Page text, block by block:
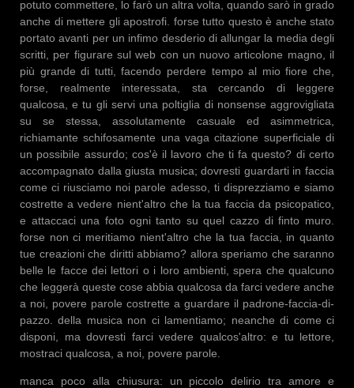
potuto commettere, lo farò un altra volta, quando sarò in grado
anche di mettere gli apostrofi. forse tutto questo è anche stato
portato avanti per un infimo desderio di allungar la media degli
scritti, per figurare sul web con un nuovo articolone magno, il
più grande di tutti, facendo perdere tempo al mio fiore che,
forse, realmente interessata, sta cercando di leggere
qualcosa, e tu gli servi una poltiglia di nonsense aggrovigliata
su se stessa, assolutamente casuale ed asimmetrica,
richiamante schifosamente una vaga citazione superficiale di
un possibile assurdo; cos'è il lavoro che ti fa questo? di certo
accompagnato dalla giusta musica; dovresti guardarti in faccia
come ci riusciamo noi parole adesso, ti disprezziamo e siamo
costrette a vedere nient'altro che la tua faccia da psicopatico,
e attaccaci una foto ogni tanto su quel cazzo di finto muro.
forse non ci meritiamo nient'altro che la tua faccia, in quanto
tue creazioni che diritti abbiamo? allora speriamo che saranno
belle le facce dei lettori o i loro ambienti, spera che qualcuno
che leggerà queste cose abbia qualcosa da farci vedere anche
a noi, povere parole costrette a guardare il padrone-faccia-di-
pazzo. della musica non ci lamentiamo; neanche di come ci
disponi, ma dovresti farci vedere qualcos'altro: e tu lettore,
mostraci qualcosa, a noi, povere parole.
manca poco alla chiusura: un piccolo delirio tra amore e